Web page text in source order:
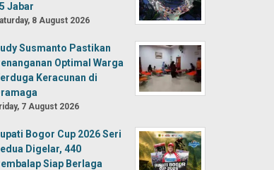
Jabar
8 August 2026
Susmanto Pastikan
Optimal Warga
Keracunan di
7 August 2026
Bogor Cup 2026 Seri
Digelar, 440
Siap Berlaga